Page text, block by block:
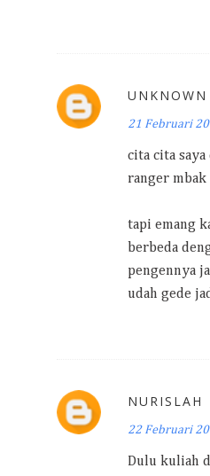
UNKNOWN
21 Februari
cita cita
ranger
tapi emang
berbeda
pengennya
udah gede
NURISLAH
22 Februari
Dulu kuliah